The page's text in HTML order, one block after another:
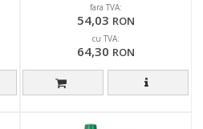
fara TVA:
54,03 RON
cu TVA:
64,30 RON